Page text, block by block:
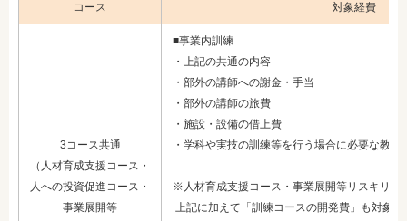
コース 対象経費
3コース共通
（人材育成支援コース・
人への投資促進コース・
事業展開等
■事業内訓練
・上記の共通の内容
・部外の講師への謝金・手当
・部外の講師の旅費
・施設・設備の借上費
・学科や実技の訓練等を行う場合に必要な教科
※人材育成支援コース・事業展開等リスキリン
上記に加えて「訓練コースの開発費」も対象